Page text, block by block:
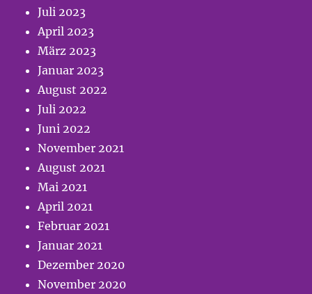
Juli 2023
April 2023
März 2023
Januar 2023
August 2022
Juli 2022
Juni 2022
November 2021
August 2021
Mai 2021
April 2021
Februar 2021
Januar 2021
Dezember 2020
November 2020